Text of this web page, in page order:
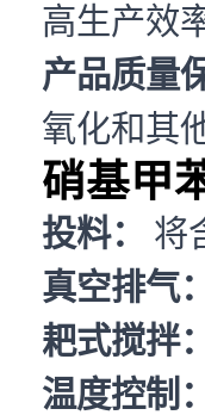
高生产效
产品质量
氧化和其
硝基甲
投料：
将
真空排气：
耙式搅拌：
温度控制：